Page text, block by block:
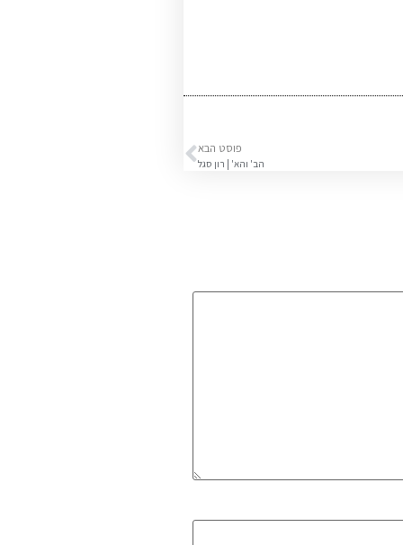
פוסט הבא
הב' והא' | רון סגל